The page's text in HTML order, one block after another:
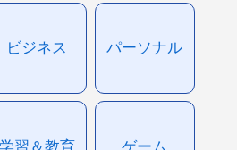
ビジネス パーソナル
学習＆教育 ゲーム